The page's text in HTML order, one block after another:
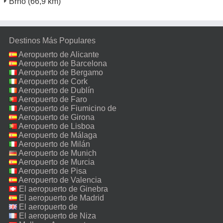
Destinos Más Populares
Aeropuerto de Alicante
Aeropuerto de Barcelona
Aeropuerto de Bergamo
Aeropuerto de Cork
Aeropuerto de Dublín
Aeropuerto de Faro
Aeropuerto de Fiumicino de
Roma
Aeropuerto de Girona
Aeropuerto de Lisboa
Aeropuerto de Málaga
Aeropuerto de Milán
Malpensa
Aeropuerto de Munich
Aeropuerto de Murcia
Aeropuerto de Pisa
Aeropuerto de Valencia
El aeropuerto de Ginebra
El aeropuerto de Madrid
El aeropuerto de
Manchester
El aeropuerto de Niza